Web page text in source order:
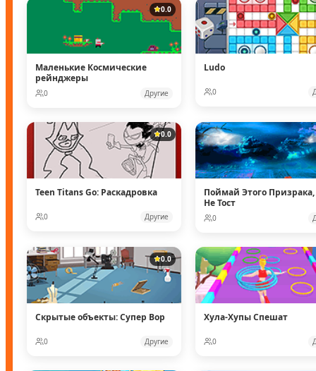
0.0
Маленькие Космические
рейнджеры
0 Другие
Ludo
0
0.0
Teen Titans Go: Раскадровка
0 Другие
Поймай Этого
Не Тост
0
0.0
Скрытые объекты: Супер Вор
0 Другие
Хула-Хупы Спешат
0